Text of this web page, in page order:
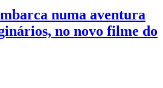
numa aventura
no novo filme do